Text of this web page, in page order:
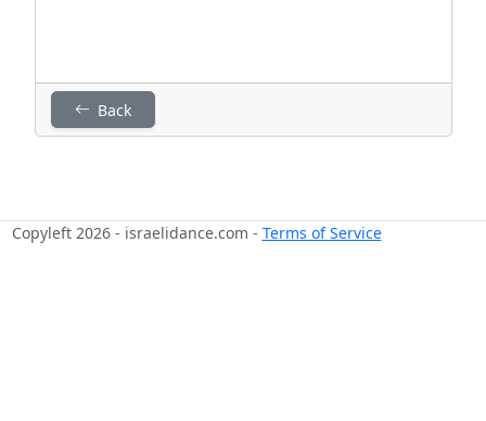
Back
Copyleft 2026 - israelidance.com - Terms of Service